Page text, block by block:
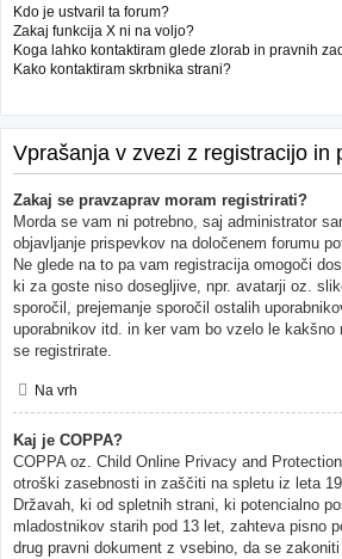
Kdo je ustvaril ta forum?
Zakaj funkcija X ni na voljo?
Koga lahko kontaktiram glede zlorab in pravnih
Kako kontaktiram skrbnika strani?
Vprašanja v zvezi z registracijo in
Zakaj se pravzaprav moram registrirati?
Morda se vam ni potrebno, saj administrator
objavljanje prispevkov na določenem forumu
Ne glede na to pa vam registracija omogoči
ki za goste niso dosegljive, npr. avatarji oz.
sporočil, prejemanje sporočil ostalih
uporabnikov itd. in ker vam bo vzelo le kakšno
se registrirate.
Na vrh
Kaj je COPPA?
COPPA oz. Child Online Privacy and
otroški zasebnosti in zaščiti na spletu iz leta
Državah, ki od spletnih strani, ki potencialno
mladostnikov starih pod 13 let, zahteva pisno
drug pravni dokument z vsebino, da se